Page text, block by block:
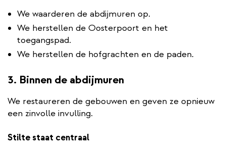
We waarderen de abdijmuren op.
We herstellen de Oosterpoort en het
toegangspad.
We herstellen de hofgrachten en de paden.
3. Binnen de abdijmuren
We restaureren de gebouwen en geven ze opnieuw
een zinvolle invulling.
Stilte staat centraal